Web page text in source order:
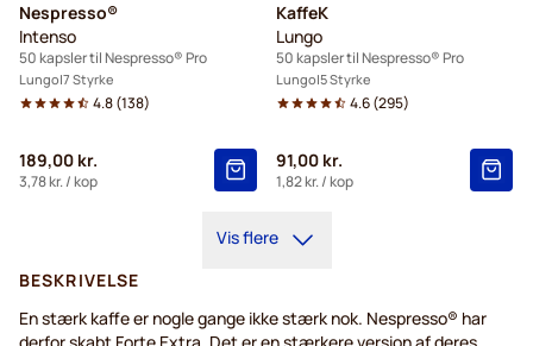
Nespresso®
Intenso
50 kapsler til Nespresso® Pro
Lungo 7 Styrke
4.8(138)
189,00 kr.
3,78 kr./ kop
KaffeK
Lungo
50 kapsler til Nespresso® Pro
Lungo 5 Styrke
4.6(295)
91,00 kr.
1,82 kr./ kop
Vis flere
BESKRIVELSE
En stærk kaffe er nogle gange ikke stærk nok. Nespresso® har